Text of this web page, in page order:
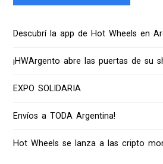
Descubrí la app de Hot Wheels en
¡HWArgento abre las puertas de su
EXPO SOLIDARIA
Envíos a TODA Argentina!
Hot Wheels se lanza a las cripto